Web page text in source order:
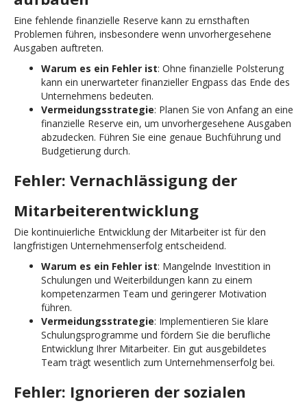
Eine fehlende finanzielle Reserve kann zu ernsthaften
Problemen führen, insbesondere wenn unvorhergesehene
Ausgaben auftreten.
Warum es ein Fehler ist: Ohne finanzielle Polsterung
kann ein unerwarteter finanzieller Engpass das Ende des
Unternehmens bedeuten.
Vermeidungsstrategie: Planen Sie von Anfang an eine
finanzielle Reserve ein, um unvorhergesehene Ausgaben
abzudecken. Führen Sie eine genaue Buchführung und
Budgetierung durch.
Fehler: Vernachlässigung der
Mitarbeiterentwicklung
Die kontinuierliche Entwicklung der Mitarbeiter ist für den
langfristigen Unternehmenserfolg entscheidend.
Warum es ein Fehler ist: Mangelnde Investition in
Schulungen und Weiterbildungen kann zu einem
kompetenzarmen Team und geringerer Motivation
führen.
Vermeidungsstrategie: Implementieren Sie klare
Schulungsprogramme und fördern Sie die berufliche
Entwicklung Ihrer Mitarbeiter. Ein gut ausgebildetes
Team trägt wesentlich zum Unternehmenserfolg bei.
Fehler: Ignorieren der sozialen